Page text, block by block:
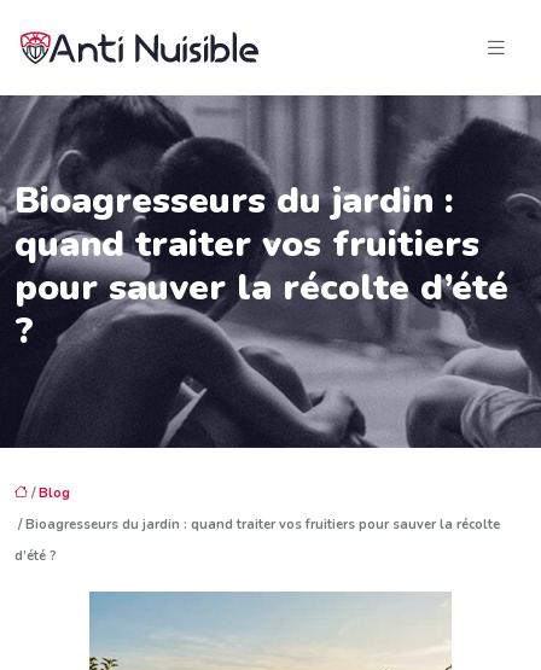
Bioagresseurs du jardin :
quand traiter vos fruitiers
pour sauver la récolte d’été
?
/Blog
/ Bioagresseurs du jardin : quand traiter vos fruitiers pour sauver la récolte
d’été ?